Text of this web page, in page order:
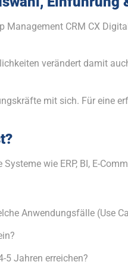
CRM CX
verändert damit
mit sich. Für eine
wie ERP, BI, E-
Anwendungsfälle (Use
5 Jahren erreichen?